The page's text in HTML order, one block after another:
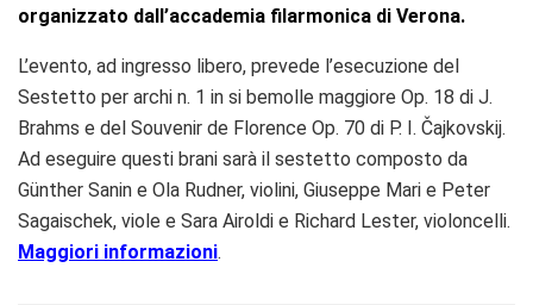
organizzato dall’accademia filarmonica di Verona.
L’evento, ad ingresso libero, prevede l’esecuzione del
Sestetto per archi n. 1 in si bemolle maggiore Op. 18 di J.
Brahms e del Souvenir de Florence Op. 70 di P. I. Čajkovskij.
Ad eseguire questi brani sarà il sestetto composto da
Günther Sanin e Ola Rudner, violini, Giuseppe Mari e Peter
Sagaischek, viole e Sara Airoldi e Richard Lester, violoncelli.
Maggiori informazioni.